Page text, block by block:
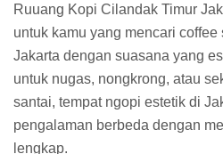
Ruuang Kopi Cilandak Timur
untuk kamu yang mencari
Jakarta dengan suasana yang
untuk nugas, nongkrong, atau
santai, tempat ngopi estetik di
pengalaman berbeda dengan
lengkap.